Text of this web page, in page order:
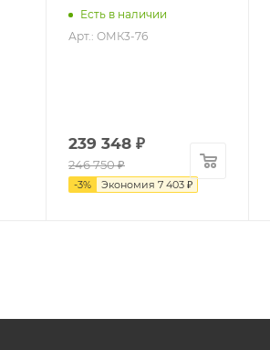
Есть в наличии
Арт.: ОМК3-76
239 348 ₽
246 750₽
-3% Экономия 7 403 ₽